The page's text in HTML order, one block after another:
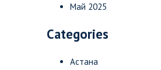
Май 2025
Categories
Астана